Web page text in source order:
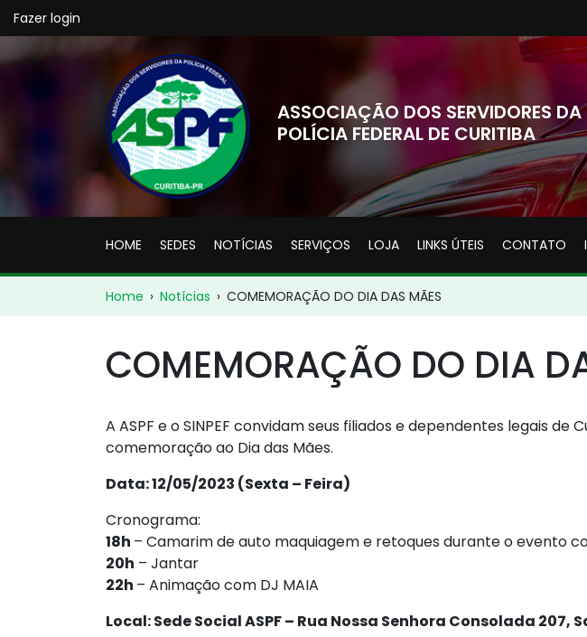
Fazer login
ASSOCIAÇÃO DOS SERVIDORES DA
POLÍCIA FEDERAL DE CURITIBA
HOME SEDES NOTÍCIAS SERVIÇOS LOJA LINKS ÚTEIS CONTATO
Home › Notícias › COMEMORAÇÃO DO DIA DAS MÃES
COMEMORAÇÃO DO DIA
A ASPF e o SINPEF convidam seus filiados e dependentes legais de
comemoração ao Dia das Mães.
Data: 12/05/2023 (Sexta – Feira)
Cronograma:
18h – Camarim de auto maquiagem e retoques durante o evento
20h – Jantar
22h – Animação com DJ MAIA
Local: Sede Social ASPF – Rua Nossa Senhora Consolada 207,